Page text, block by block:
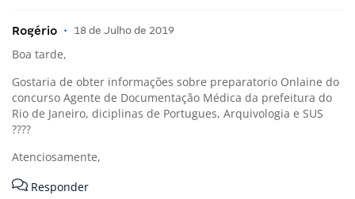
Rogério • 18 de Julho de 2019
Boa tarde,
Gostaria de obter informações sobre preparatorio Onlaine do
concurso Agente de Documentação Médica da prefeitura do
Rio de Janeiro, diciplinas de Portugues, Arquivologia e SUS
????
Atenciosamente,
Responder